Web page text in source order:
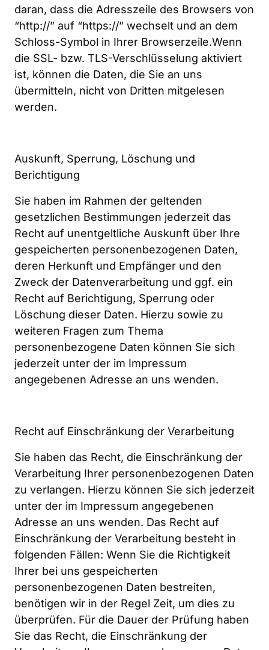
daran, dass die Adresszeile des Browsers von
“http://” auf “https://” wechselt und an dem
Schloss-Symbol in Ihrer Browserzeile.Wenn
die SSL- bzw. TLS-Verschlüsselung aktiviert
ist, können die Daten, die Sie an uns
übermitteln, nicht von Dritten mitgelesen
werden.
Auskunft, Sperrung, Löschung und
Berichtigung
Sie haben im Rahmen der geltenden
gesetzlichen Bestimmungen jederzeit das
Recht auf unentgeltliche Auskunft über Ihre
gespeicherten personenbezogenen Daten,
deren Herkunft und Empfänger und den
Zweck der Datenverarbeitung und ggf. ein
Recht auf Berichtigung, Sperrung oder
Löschung dieser Daten. Hierzu sowie zu
weiteren Fragen zum Thema
personenbezogene Daten können Sie sich
jederzeit unter der im Impressum
angegebenen Adresse an uns wenden.
Recht auf Einschränkung der Verarbeitung
Sie haben das Recht, die Einschränkung der
Verarbeitung Ihrer personenbezogenen Daten
zu verlangen. Hierzu können Sie sich jederzeit
unter der im Impressum angegebenen
Adresse an uns wenden. Das Recht auf
Einschränkung der Verarbeitung besteht in
folgenden Fällen: Wenn Sie die Richtigkeit
Ihrer bei uns gespeicherten
personenbezogenen Daten bestreiten,
benötigen wir in der Regel Zeit, um dies zu
überprüfen. Für die Dauer der Prüfung haben
Sie das Recht, die Einschränkung der